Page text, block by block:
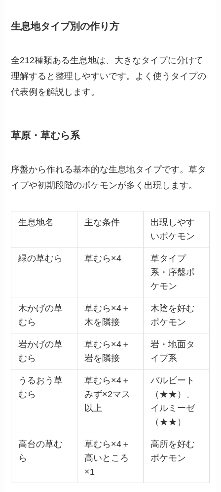
生息地タイプ別の作り方
全212種類ある生息地は、大きなタイプに分けて
理解すると整理しやすいです。よく使うタイプの
代表例を解説します。
草原・草むら系
序盤から作れる基本的な生息地タイプです。草タ
イプや初期段階のポケモンが多く出現します。
生息地名 主な条件
出現しやす
いポケモン
緑の草むら 草むら×4
草タイプ
系・序盤ポ
ケモン
木かげの草
むら
草むら×4＋
木を隣接
木陰を好む
ポケモン
岩かげの草
むら
草むら×4＋
岩を隣接
岩・地面タ
イプ系
うるおう草
むら
草むら×4＋
みず×2マス
以上
バルビート
（★★）、
イルミーゼ
（★★）
高台の草む
ら
草むら×4＋
高いところ
×1
高所を好む
ポケモン